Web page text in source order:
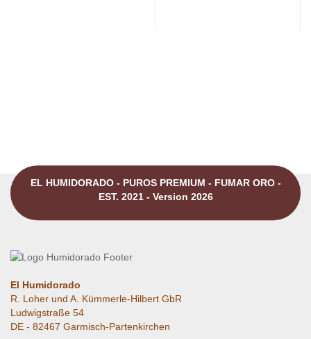
EL HUMIDORADO - PUROS PREMIUM - FUMAR ORO -
EST. 2021 - Version 2026
El Humidorado
R. Loher und A. Kümmerle-Hilbert GbR
Ludwigstraße 54
DE - 82467 Garmisch-Partenkirchen